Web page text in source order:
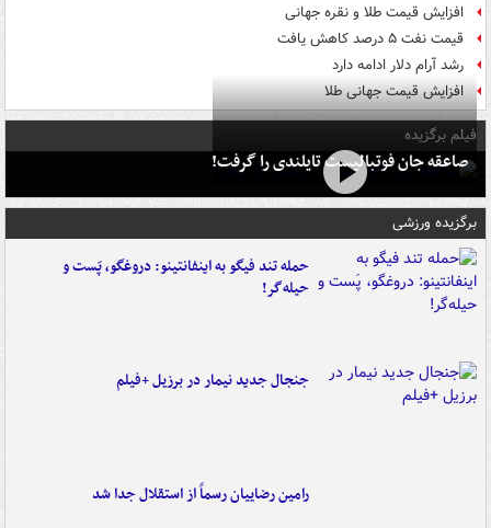
افزایش قیمت طلا و نقره جهانی
قیمت نفت ۵ درصد کاهش یافت
رشد آرام دلار ادامه دارد
افزایش قیمت جهانی طلا
فیلم برگزیده
صاعقه جان فوتبالیست تایلندی را گرفت!
برگزیده ورزشی
حمله تند فیگو به اینفانتینو: دروغگو، پَست‌ و
حیله‌گر!
جنجال جدید نیمار در برزیل +فیلم
رامین رضاییان رسماً از استقلال جدا شد